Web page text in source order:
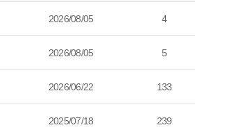
2026/08/05 4
2026/08/05 5
2026/06/22 133
2025/07/18 239